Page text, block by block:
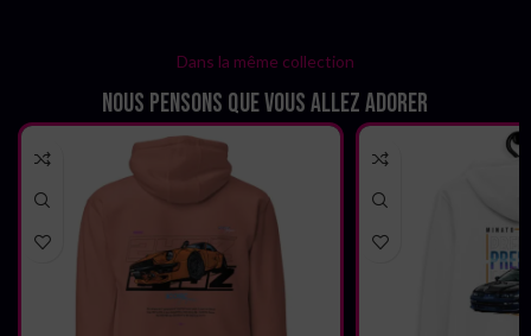
Dans la même collection
Nous pensons que vous allez adorer